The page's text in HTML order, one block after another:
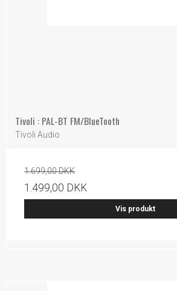
Tivoli : PAL-BT FM/BlueTooth
Tivoli Audio
1.699,00 DKK
1.499,00 DKK
Vis produkt